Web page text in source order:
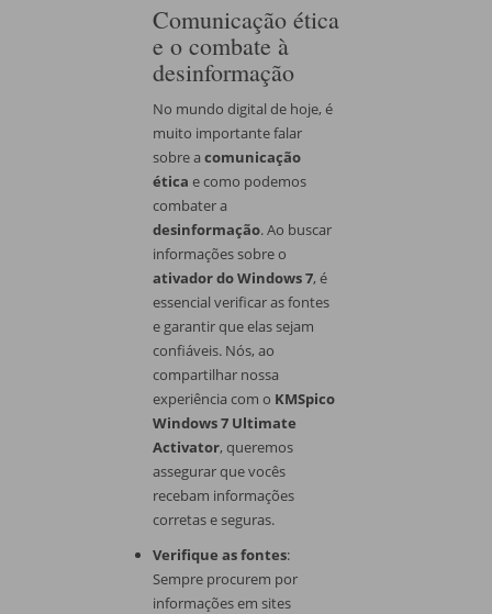
Comunicação ética
e o combate à
desinformação
No mundo digital de hoje, é
muito importante falar
sobre a comunicação
ética e como podemos
combater a
desinformação. Ao buscar
informações sobre o
ativador do Windows 7, é
essencial verificar as fontes
e garantir que elas sejam
confiáveis. Nós, ao
compartilhar nossa
experiência com o KMSpico
Windows 7 Ultimate
Activator, queremos
assegurar que vocês
recebam informações
corretas e seguras.
Verifique as fontes:
Sempre procurem por
informações em sites